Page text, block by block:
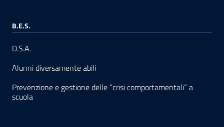
B.E.S.
D.S.A.
Alunni diversamente abili
Prevenzione e gestione delle “crisi comportamentali” a
scuola